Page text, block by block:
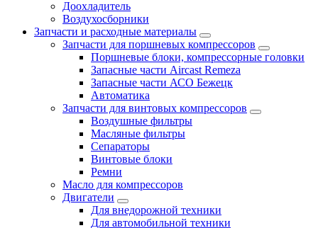
Доохладитель
Воздухосборники
Запчасти и расходные материалы
Запчасти для поршневых компрессоров
Поршневые блоки, компрессорные головки
Запасные части Aircast Remeza
Запасные части АСО Бежецк
Автоматика
Запчасти для винтовых компрессоров
Воздушные фильтры
Масляные фильтры
Сепараторы
Винтовые блоки
Ремни
Масло для компрессоров
Двигатели
Для внедорожной техники
Для автомобильной техники